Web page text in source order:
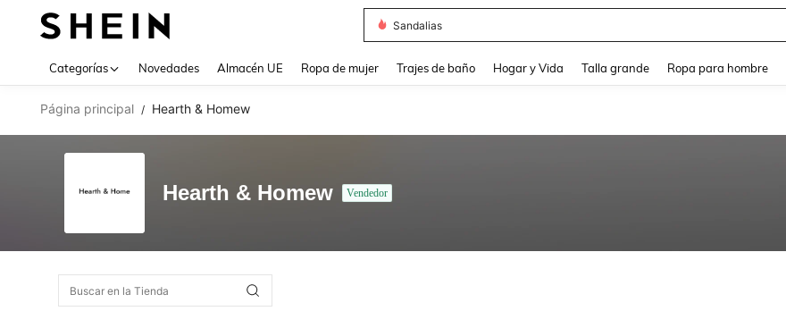
Sandalias
Categorías Novedades Almacén UE Ropa de mujer Trajes de baño Hogar y Vida Talla grande Ropa para hombre
Página principal / Hearth & Homew
Hearth & Homew Vendedor